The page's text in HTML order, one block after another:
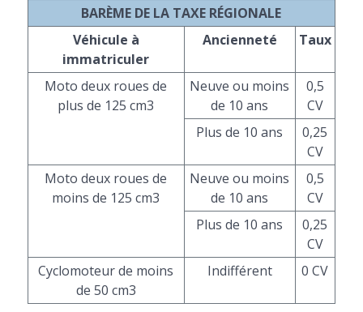
BARÈME DE LA TAXE RÉGIONALE
Véhicule à
immatriculer
Ancienneté Taux
Moto deux roues de
plus de 125 cm3
Neuve ou moins
de 10 ans
0,5
CV
Plus de 10 ans
0,25
CV
Moto deux roues de
moins de 125 cm3
Neuve ou moins
de 10 ans
0,5
CV
Plus de 10 ans
0,25
CV
Cyclomoteur de moins
de 50 cm3
Indifférent 0 CV